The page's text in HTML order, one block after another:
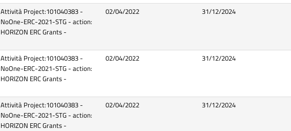
Attività Project:101040383 -
NoOne-ERC-2021-STG - action:
HORIZON ERC Grants -
02/04/2022 31/12/2024
Attività Project:101040383 -
NoOne-ERC-2021-STG - action:
HORIZON ERC Grants -
02/04/2022 31/12/2024
Attività Project:101040383 -
NoOne-ERC-2021-STG - action:
HORIZON ERC Grants -
02/04/2022 31/12/2024